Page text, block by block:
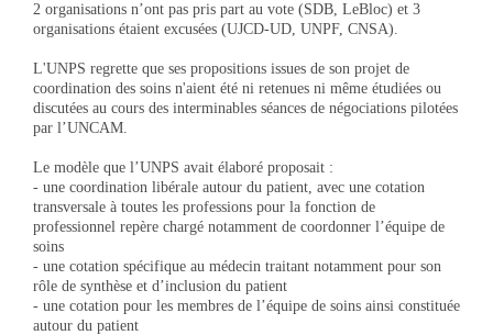
2 organisations n’ont pas pris part au vote (SDB, LeBloc) et 3
organisations étaient excusées (UJCD-UD, UNPF, CNSA).
L'UNPS regrette que ses propositions issues de son projet de
coordination des soins n'aient été ni retenues ni même étudiées ou
discutées au cours des interminables séances de négociations pilotées
par l’UNCAM.
Le modèle que l’UNPS avait élaboré proposait :
- une coordination libérale autour du patient, avec une cotation
transversale à toutes les professions pour la fonction de
professionnel repère chargé notamment de coordonner l’équipe de
soins
- une cotation spécifique au médecin traitant notamment pour son
rôle de synthèse et d’inclusion du patient
- une cotation pour les membres de l’équipe de soins ainsi constituée
autour du patient